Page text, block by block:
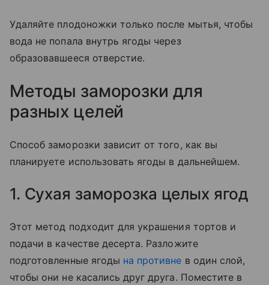
Удаляйте плодоножки только после мытья, чтобы
вода не попала внутрь ягоды через
образовавшееся отверстие.
Методы заморозки для
разных целей
Способ заморозки зависит от того, как вы
планируете использовать ягоды в дальнейшем.
1. Сухая заморозка целых ягод
Этот метод подходит для украшения тортов и
подачи в качестве десерта. Разложите
подготовленные ягоды на противне в один слой,
чтобы они не касались друг друга. Поместите в